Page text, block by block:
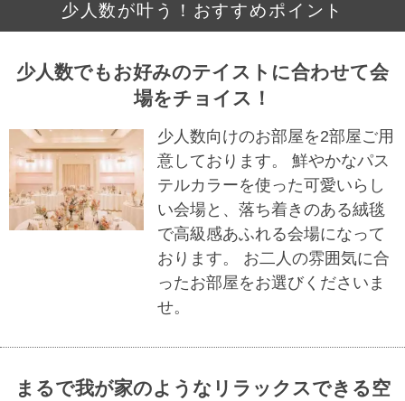
少人数が叶う！おすすめポイント
少人数でもお好みのテイストに合わせて会
場をチョイス！
少人数向けのお部屋を2部屋ご用
意しております。 鮮やかなパス
テルカラーを使った可愛いらし
い会場と、落ち着きのある絨毯
で高級感あふれる会場になって
おります。 お二人の雰囲気に合
ったお部屋をお選びくださいま
せ。
まるで我が家のようなリラックスできる空